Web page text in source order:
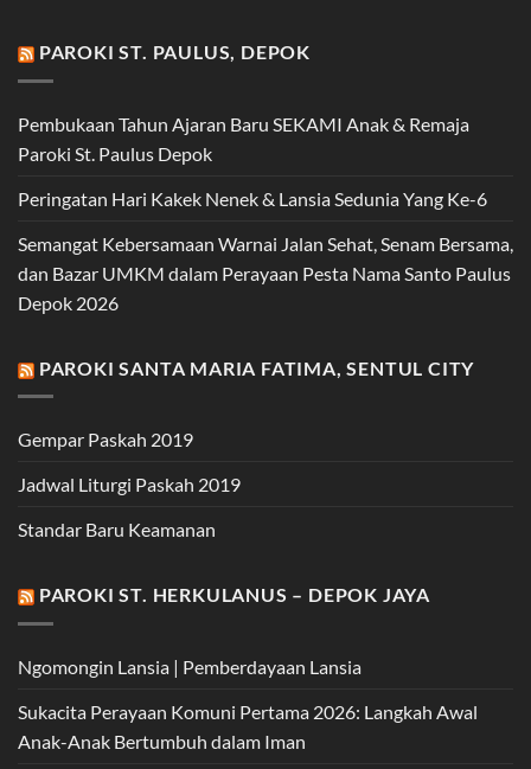
PAROKI ST. PAULUS, DEPOK
Pembukaan Tahun Ajaran Baru SEKAMI Anak & Remaja
Paroki St. Paulus Depok
Peringatan Hari Kakek Nenek & Lansia Sedunia Yang Ke-6
Semangat Kebersamaan Warnai Jalan Sehat, Senam Bersama,
dan Bazar UMKM dalam Perayaan Pesta Nama Santo Paulus
Depok 2026
PAROKI SANTA MARIA FATIMA, SENTUL CITY
Gempar Paskah 2019
Jadwal Liturgi Paskah 2019
Standar Baru Keamanan
PAROKI ST. HERKULANUS – DEPOK JAYA
Ngomongin Lansia | Pemberdayaan Lansia
Sukacita Perayaan Komuni Pertama 2026: Langkah Awal
Anak-Anak Bertumbuh dalam Iman